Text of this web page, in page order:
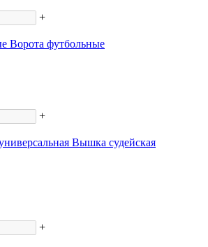
+
Ворота футбольные
+
Вышка судейская
+